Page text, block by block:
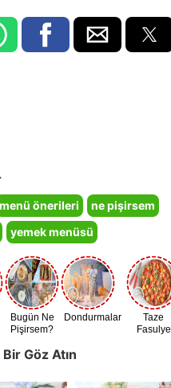
menü önerileri
ne pişirsem
yemek menüsü
Bugün Ne
Pişirsem?
Dondurmalar
Taze
Fasulye
Göz Atın